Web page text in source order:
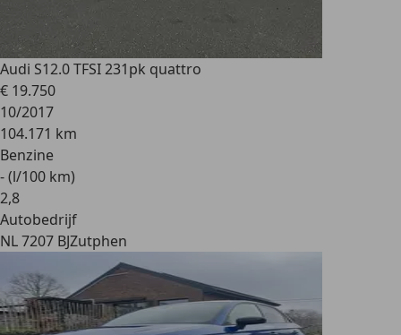
Audi S12.0 TFSI 231pk quattro
€ 19.750
10/2017
104.171 km
Benzine
- (l/100 km)
2,8
Autobedrijf
NL 7207 BJZutphen